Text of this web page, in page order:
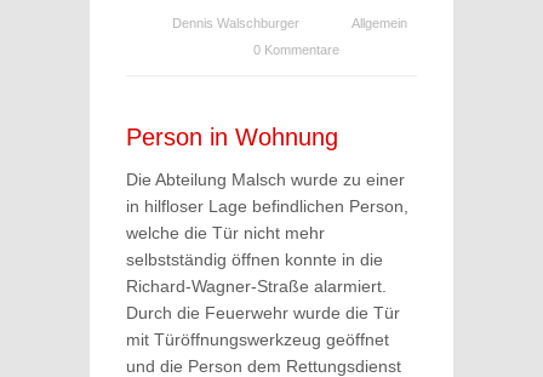
Dennis Walschburger
Allgemein
0 Kommentare
Person in Wohnung
Die Abteilung Malsch wurde zu einer
in hilfloser Lage befindlichen Person,
welche die Tür nicht mehr
selbstständig öffnen konnte in die
Richard-Wagner-Straße alarmiert.
Durch die Feuerwehr wurde die Tür
mit Türöffnungswerkzeug geöffnet
und die Person dem Rettungsdienst